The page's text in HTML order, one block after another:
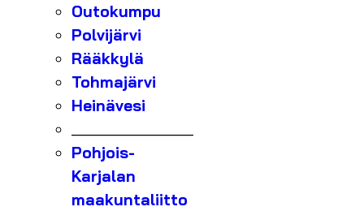
Outokumpu
Polvijärvi
Rääkkylä
Tohmajärvi
Heinävesi
Pohjois-
Karjalan
maakuntaliitto